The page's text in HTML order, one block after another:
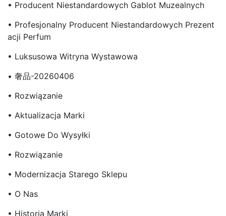
• Producent Niestandardowych Gablot Muzealnych
• Profesjonalny Producent Niestandardowych Prezent
Acji Perfum
• Luksusowa Witryna Wystawowa
• 奢品-20260406
• Rozwiązanie
• Aktualizacja Marki
• Gotowe Do Wysyłki
• Rozwiązanie
• Modernizacja Starego Sklepu
• O Nas
• Historia Marki